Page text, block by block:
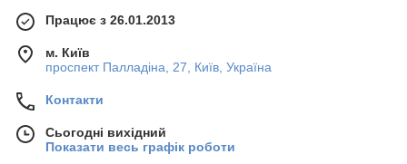
Працює з 26.01.2013
м. Київ
проспект Палладіна, 27, Київ, Україна
Контакти
Сьогодні вихідний
Показати весь графік роботи